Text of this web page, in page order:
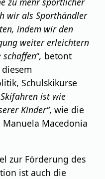
wir als Sporthändler
indem wir den
weiter erleichtern
schaffen“, betont
Schulskikurse
ist wie
Kinder“, wie die
Macedonia
zur Förderung des
ist auch die